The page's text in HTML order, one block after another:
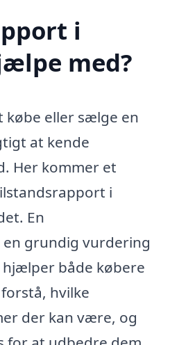
i
med?
købe eller sælge en
at kende
Her kommer et
i
En
grundig vurdering
både købere
hvilke
der kan være, og